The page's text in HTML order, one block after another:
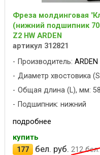
Фреза молдинговая
(нижний подшипник
Z2 HW ARDEN
артикул 312821
Производитель: ARDEN
Диаметр хвостовика
Общая длина (L), мм: 58
Подшипник: нижний
подробнее
купить
177
бел. руб. 212бел.